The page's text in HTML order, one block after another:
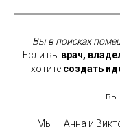
Вы в поисках
Если вы врач,
хотите создать
вы
Мы — Анна и